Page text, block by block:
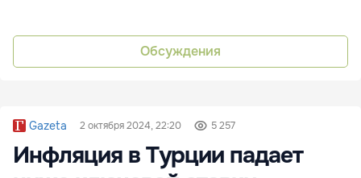
Обсуждения
Gazeta 2 октября 2024, 22:20 5 257
Инфляция в Турции падает